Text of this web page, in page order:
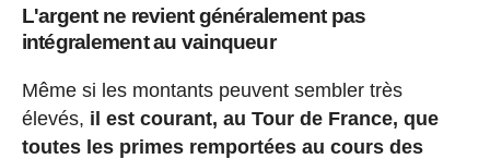
L'argent ne revient généralement pas
intégralement au vainqueur
Même si les montants peuvent sembler très
élevés, il est courant, au Tour de France, que
toutes les primes remportées au cours des